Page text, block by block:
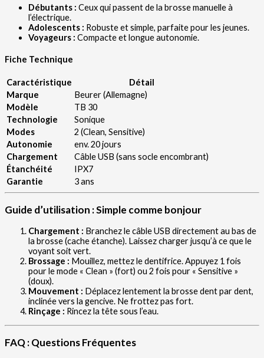
Débutants : Ceux qui passent de la brosse manuelle à
l’électrique.
Adolescents : Robuste et simple, parfaite pour les jeunes.
Voyageurs : Compacte et longue autonomie.
Fiche Technique
Caractéristique
Détail
Marque
Beurer (Allemagne)
Modèle
TB 30
Technologie
Sonique
Modes
2 (Clean, Sensitive)
Autonomie
env. 20 jours
Chargement
Câble USB (sans socle encombrant)
Étanchéité
IPX7
Garantie
3 ans
Guide d’utilisation : Simple comme bonjour
Chargement : Branchez le câble USB directement au bas de
la brosse (cache étanche). Laissez charger jusqu’à ce que le
voyant soit vert.
Brossage : Mouillez, mettez le dentifrice. Appuyez 1 fois
pour le mode « Clean » (fort) ou 2 fois pour « Sensitive »
(doux).
Mouvement : Déplacez lentement la brosse dent par dent,
inclinée vers la gencive. Ne frottez pas fort.
Rinçage : Rincez la tête sous l’eau.
FAQ : Questions Fréquentes